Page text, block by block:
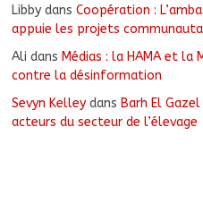
Libby dansCoopération :
appuie les projets
Ali dans Médias : la HAMA et la
contre la désinformation
Sevyn Kelley dans Barh El
acteurs du secteur de l’élevage